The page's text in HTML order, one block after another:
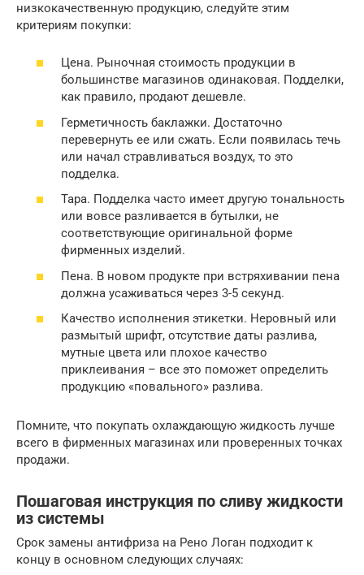
низкокачественную продукцию, следуйте этим
критериям покупки:
Цена. Рыночная стоимость продукции в
большинстве магазинов одинаковая. Подделки,
как правило, продают дешевле.
Герметичность баклажки. Достаточно
перевернуть ее или сжать. Если появилась течь
или начал стравливаться воздух, то это
подделка.
Тара. Подделка часто имеет другую тональность
или вовсе разливается в бутылки, не
соответствующие оригинальной форме
фирменных изделий.
Пена. В новом продукте при встряхивании пена
должна усаживаться через 3-5 секунд.
Качество исполнения этикетки. Неровный или
размытый шрифт, отсутствие даты разлива,
мутные цвета или плохое качество
приклеивания – все это поможет определить
продукцию «повального» разлива.
Помните, что покупать охлаждающую жидкость лучше
всего в фирменных магазинах или проверенных точках
продажи.
Пошаговая инструкция по сливу жидкости
из системы
Срок замены антифриза на Рено Логан подходит к
концу в основном следующих случаях: